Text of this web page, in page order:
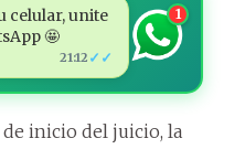
celular, unite
🤩
21:12 ✓✓
1
de inicio del juicio, la